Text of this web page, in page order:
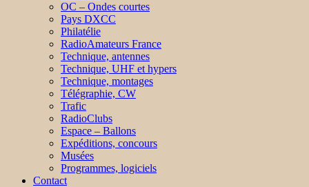
OC – Ondes courtes
Pays DXCC
Philatélie
RadioAmateurs France
Technique, antennes
Technique, UHF et hypers
Technique, montages
Télégraphie, CW
Trafic
RadioClubs
Espace – Ballons
Expéditions, concours
Musées
Programmes, logiciels
Contact